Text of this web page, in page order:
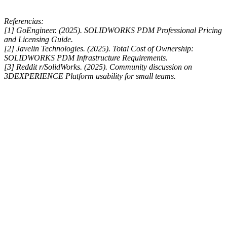
Referencias:
[1] GoEngineer. (2025). SOLIDWORKS PDM Professional Pricing
and Licensing Guide.
[2] Javelin Technologies. (2025). Total Cost of Ownership:
SOLIDWORKS PDM Infrastructure Requirements.
[3] Reddit r/SolidWorks. (2025). Community discussion on
3DEXPERIENCE Platform usability for small teams.